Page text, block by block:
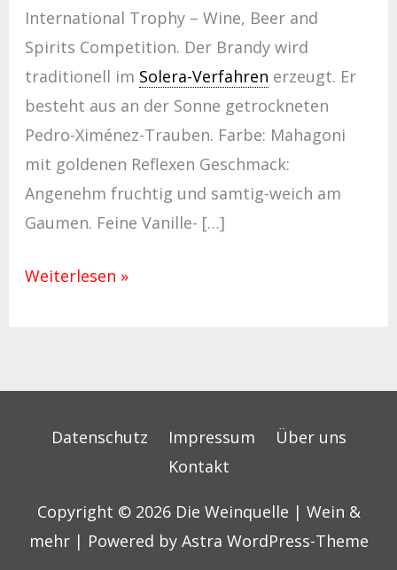
International Trophy – Wine, Beer and
Spirits Competition. Der Brandy wird
traditionell im Solera-Verfahren erzeugt. Er
besteht aus an der Sonne getrockneten
Pedro-Ximénez-Trauben. Farbe: Mahagoni
mit goldenen Reflexen Geschmack:
Angenehm fruchtig und samtig-weich am
Gaumen. Feine Vanille- […]
Weiterlesen »
Datenschutz Impressum
Über uns
Kontakt
Copyright © 2026 Die Weinquelle | Wein &
mehr| Powered by Astra WordPress-Theme